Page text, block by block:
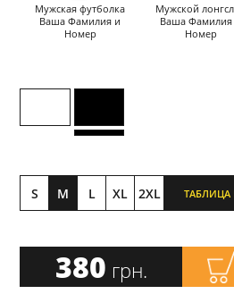
Мужская футболка
Ваша Фамилия и
Номер
Мужской
Ваша Фамилия
Номер
S M L XL 2XL ТАБЛИЦА
380 грн.